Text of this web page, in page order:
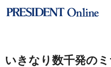
いきなり数千発の